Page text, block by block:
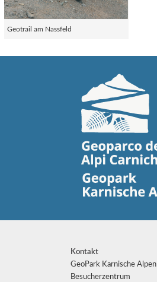
Geotrail am Nassfeld
Kontakt
GeoPark Karnische Alpen
Besucherzentrum